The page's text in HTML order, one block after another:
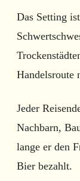
Das Setting
Handelsroute
Jeder
Nachbarn,
lange er den
Bier bezahlt.